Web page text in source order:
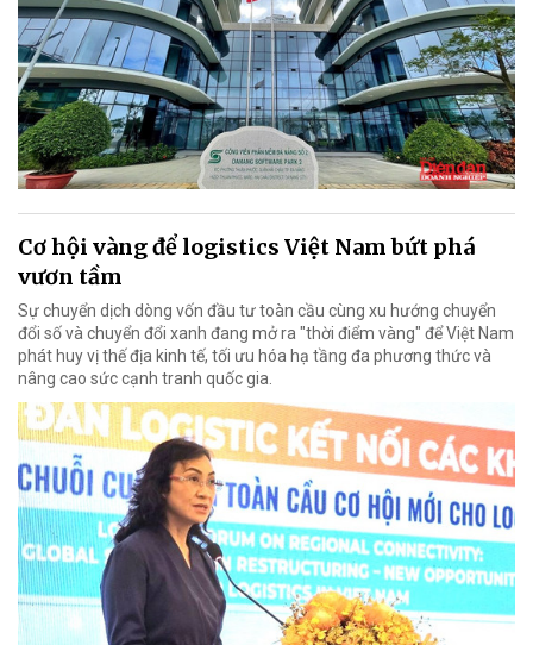
Cơ hội vàng để logistics Việt Nam bứt phá
vươn tầm
Sự chuyển dịch dòng vốn đầu tư toàn cầu cùng xu hướng chuyển
đổi số và chuyển đổi xanh đang mở ra "thời điểm vàng" để Việt Nam
phát huy vị thế địa kinh tế, tối ưu hóa hạ tầng đa phương thức và
nâng cao sức cạnh tranh quốc gia.